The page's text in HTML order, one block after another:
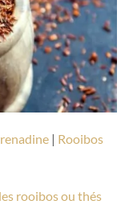
| Rooibos
rooibos ou thés